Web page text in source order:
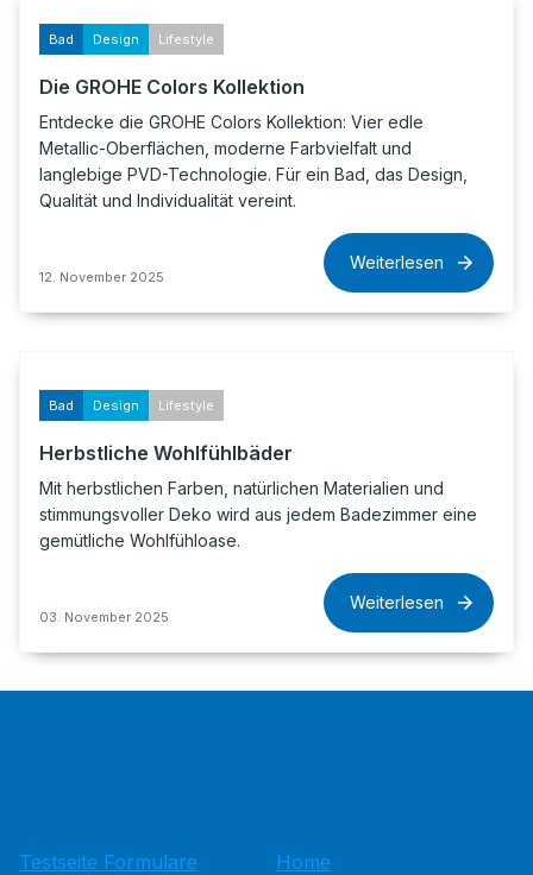
Bad Design Lifestyle
Die GROHE Colors Kollektion
Entdecke die GROHE Colors Kollektion: Vier edle
Metallic-Oberflächen, moderne Farbvielfalt und
langlebige PVD-Technologie. Für ein Bad, das Design,
Qualität und Individualität vereint.
12. November 2025
Weiterlesen
Bad Design Lifestyle
Herbstliche Wohlfühlbäder
Mit herbstlichen Farben, natürlichen Materialien und
stimmungsvoller Deko wird aus jedem Badezimmer eine
gemütliche Wohlfühloase.
03. November 2025
Weiterlesen
Testseite Formulare
Home